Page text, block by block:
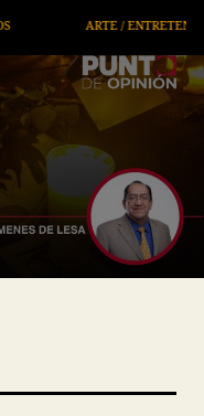
ARTE / ENTRETENIMIENTO